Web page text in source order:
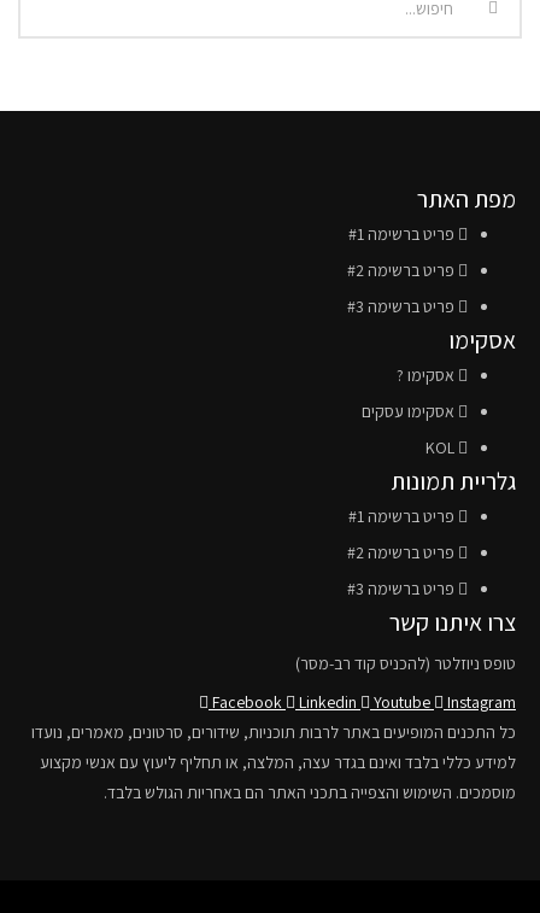
מפת האתר
פריט ברשימה #1
פריט ברשימה #2
פריט ברשימה #3
אסקימו
אסקימו ?
אסקימו עסקים
KOL
גלריית תמונות
פריט ברשימה #1
פריט ברשימה #2
פריט ברשימה #3
צרו איתנו קשר
טופס ניוזלטר (להכניס קוד רב-מסר)
Facebook
Linkedin Youtube
Instagram
כל התכנים המופיעים באתר לרבות תוכניות, שידורים, סרטונים, מאמרים, נועדו
למידע כללי בלבד ואינם בגדר עצה, המלצה, או תחליף ליעוץ עם אנשי מקצוע
מוסמכים. השימוש והצפייה בתכני האתר הם באחריות הגולש בלבד.